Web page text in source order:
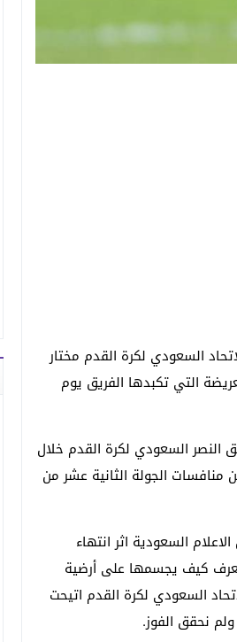
الأول لاعب الاتحاد السعودي لكرة القدم مختار
التي تكبدها الفريق يوم
النصر السعودي لكرة القدم خلال
منافسات الجولة الثانية عشر من
السعودية اثر انتهاء
كيف يجسمها على أرضية
السعودي لكرة القدم اتيحت
نحقق الفوز.